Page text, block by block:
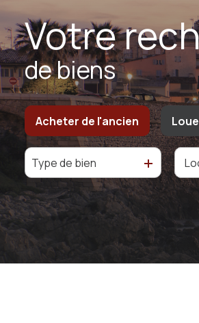
SERVICES
syndic
de
copropriétés
gestion
locative
garantie
de
loyers
impayés
et
déterioration
LOCATIONS
VENTES
NOS
RÉFÉRENCES
CONTACT
PARTENAIRES
votre
de biens
Acheter de l'ancien
De l'ancien
De l'immo pro
Type de bien